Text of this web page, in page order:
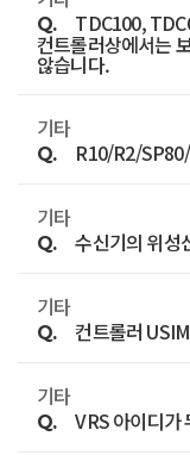
http://
PC에 설치하
Offline이 있
Android ->
PC버전의 경
1.
이동 후
Update
869391/
사용하였을
Q. TDC100,
컨트롤러상에서는
않습니다.
A.
확인하시기
기타
Q. R10/R2/
A.
와이파이 목
"http://
입력하여 로
기타
Q. 수신기의 위성
A.
바랍니다.
매뉴얼을 확
기타
Q. 컨트롤러
A.
개통하시면
기타
Q. VRS 아이디가